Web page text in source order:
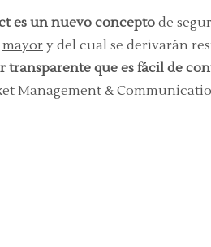
es un nuevo conceptode
mayor y del cual se derivarán
transparente que es fácil de
Management &